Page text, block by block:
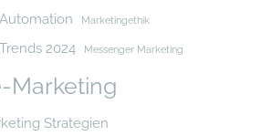
Marketingethik
2024 Messenger Marketing
Marketing
Strategien